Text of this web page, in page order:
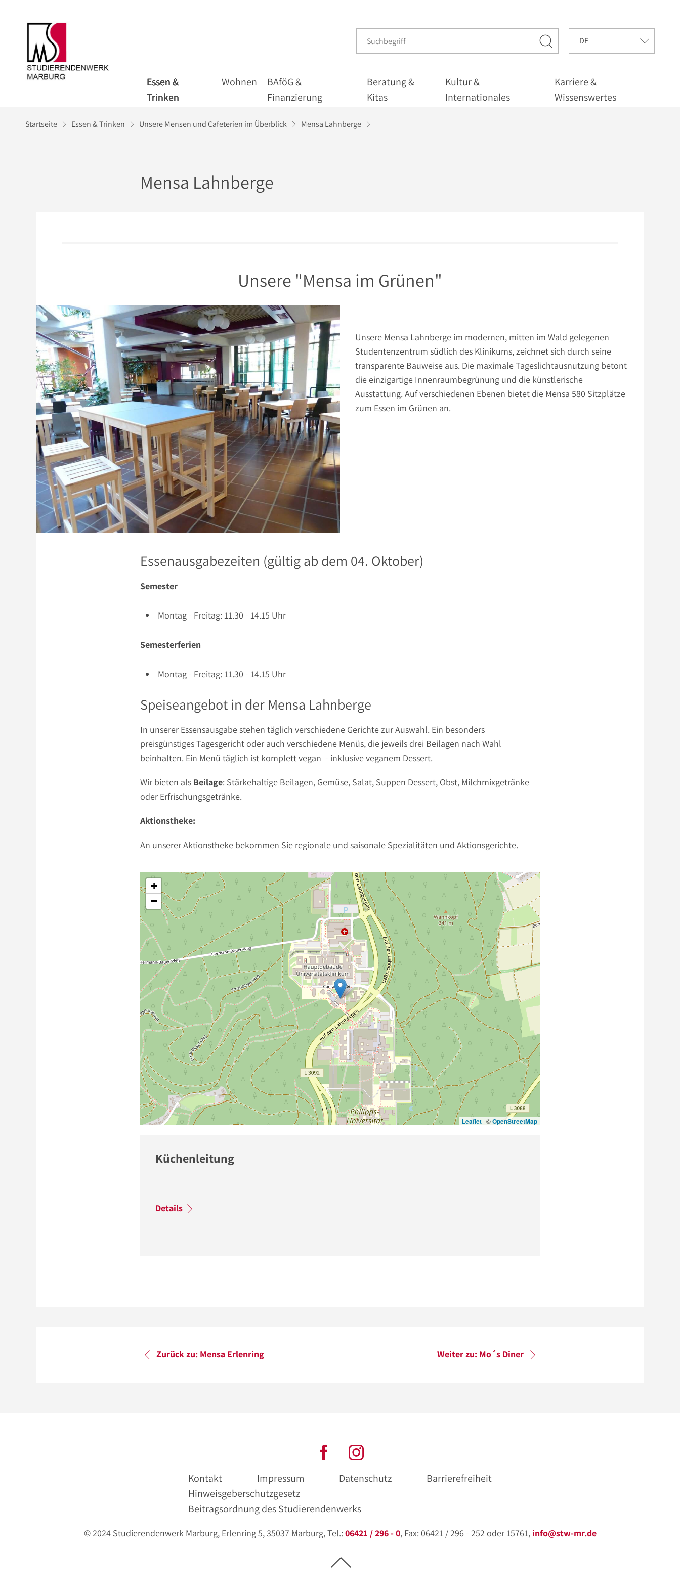
Essen &
Trinken
Wohnen
BAföG &
Finanzierung
Beratung &
Kitas
Kultur &
Internationales
Karriere &
Wissenswertes
Startseite Essen & Trinken Unsere Mensen und Cafeterien im Überblick Mensa Lahnberge
Mensa Lahnberge
Unsere "Mensa im Grünen"
Unsere Mensa Lahnberge im modernen, mitten im Wald gelegenen
Studentenzentrum südlich des Klinikums, zeichnet sich durch seine
transparente Bauweise aus. Die maximale Tageslichtausnutzung betont
die einzigartige Innenraumbegrünung und die künstlerische
Ausstattung. Auf verschiedenen Ebenen bietet die Mensa 580 Sitzplätze
zum Essen im Grünen an.
Essenausgabezeiten (gültig ab dem 04. Oktober)
Semester
Montag - Freitag: 11.30 - 14.15 Uhr
Semesterferien
Montag - Freitag: 11.30 - 14.15 Uhr
Speiseangebot in der Mensa Lahnberge
In unserer Essensausgabe stehen täglich verschiedene Gerichte zur Auswahl. Ein besonders
preisgünstiges Tagesgericht oder auch verschiedene Menüs, die jeweils drei Beilagen nach Wahl
beinhalten. Ein Menü täglich ist komplett vegan - inklusive veganem Dessert.
Wir bieten als Beilage: Stärkehaltige Beilagen, Gemüse, Salat, Suppen Dessert, Obst, Milchmixgetränke
oder Erfrischungsgetränke.
Aktionstheke:
An unserer Aktionstheke bekommen Sie regionale und saisonale Spezialitäten und Aktionsgerichte.
+
−
Leaflet | ©OpenStreetMap
Küchenleitung
Details
Zurück zu: Mensa Erlenring Weiter zu: Mo´s Diner
Kontakt Impressum Datenschutz
Barrierefreiheit
Hinweisgeberschutzgesetz
Beitragsordnung des Studierendenwerks
© 2024 Studierendenwerk Marburg, Erlenring 5, 35037 Marburg, Tel.: 06421 / 296 - 0, Fax: 06421 / 296 - 252 oder 15761, info@stw-mr.de